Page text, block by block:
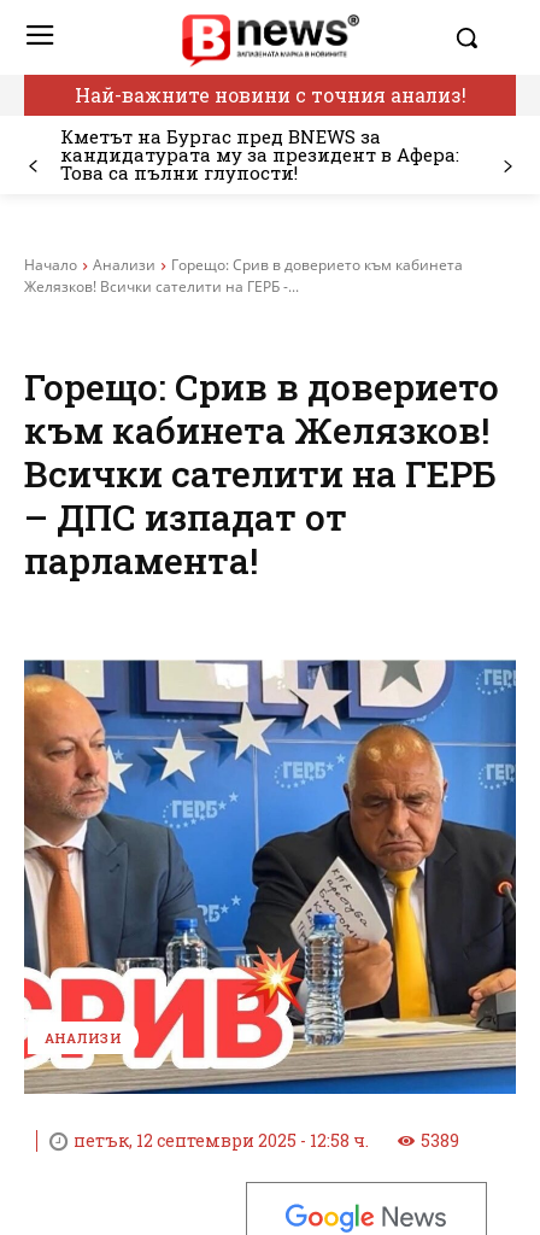
Най-важните новини с точния анализ!
Кметът на Бургас пред BNEWS за
кандидатурата му за президент в Афера:
Това са пълни глупости!
Начало Анализи
Горещо: Срив в доверието към кабинета
Желязков! Всички сателити на ГЕРБ -...
Горещо: Срив в доверието
към кабинета Желязков!
Всички сателити на ГЕРБ
– ДПС изпадат от
парламента!
АНАЛИЗИ
петък, 12 септември 2025 - 12:58 ч. 5389